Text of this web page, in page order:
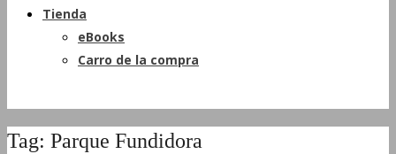
Tienda
eBooks
Carro de la compra
Tag: Parque Fundidora